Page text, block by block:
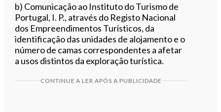
b) Comunicação ao Instituto do Turismo de
Portugal, I. P., através do Registo Nacional
dos Empreendimentos Turísticos, da
identificação das unidades de alojamento e o
número de camas correspondentes a afetar
a usos distintos da exploração turística.
CONTINUE A LER APÓS A PUBLICIDADE